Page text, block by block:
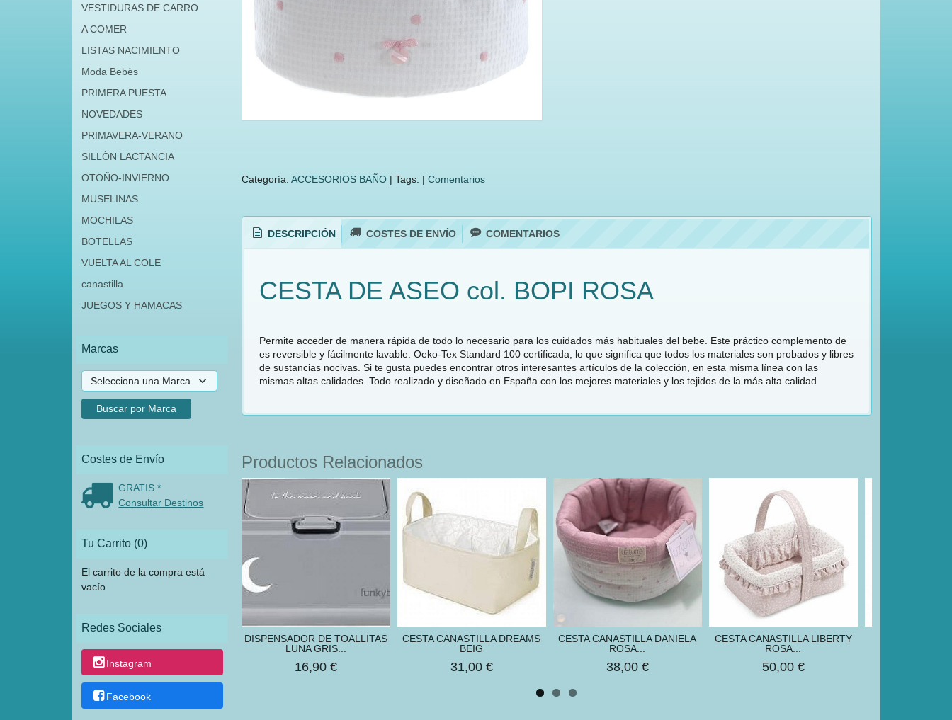
VESTIDURAS DE CARRO
A COMER
LISTAS NACIMIENTO
Moda Bebès
PRIMERA PUESTA
NOVEDADES
PRIMAVERA-VERANO
SILLÒN LACTANCIA
OTOÑO-INVIERNO
MUSELINAS
MOCHILAS
BOTELLAS
VUELTA AL COLE
canastilla
JUEGOS Y HAMACAS
Marcas
Costes de Envío
GRATIS *
Consultar Destinos
Tu Carrito (0)
El carrito de la compra está
vacío
Redes Sociales
Instagram
Facebook
Categoría: ACCESORIOS BAÑO| Tags: | Comentarios
DESCRIPCIÓN COSTES DE ENVÍO COMENTARIOS
CESTA DE ASEO col. BOPI ROSA
Permite acceder de manera rápida de todo lo necesario para los cuidados más habituales del bebe. Este práctico complemento de
es reversible y fácilmente lavable. Oeko-Tex Standard 100 certificada, lo que significa que todos los materiales son probados y libres
de sustancias nocivas. Si te gusta puedes encontrar otros interesantes artículos de la colección, en esta misma línea con las
mismas altas calidades. Todo realizado y diseñado en España con los mejores materiales y los tejidos de la más alta calidad
Productos Relacionados
DISPENSADOR DE TOALLITAS
LUNA GRIS...
16,90 €
CESTA CANASTILLA DREAMS
BEIG
31,00 €
CESTA CANASTILLA DANIELA
ROSA...
38,00 €
CESTA CANASTILLA LIBERTY
ROSA...
50,00 €